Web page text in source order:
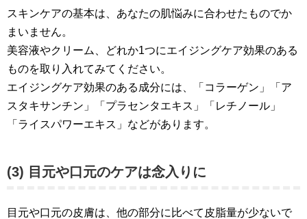
スキンケアの基本は、あなたの肌悩みに合わせたものでか
まいません。
美容液やクリーム、どれか1つにエイジングケア効果のある
ものを取り入れてみてください。
エイジングケア効果のある成分には、「コラーゲン」「ア
スタキサンチン」「プラセンタエキス」「レチノール」
「ライスパワーエキス」などがあります。
(3) 目元や口元のケアは念入りに
目元や口元の皮膚は、他の部分に比べて皮脂量が少ないで